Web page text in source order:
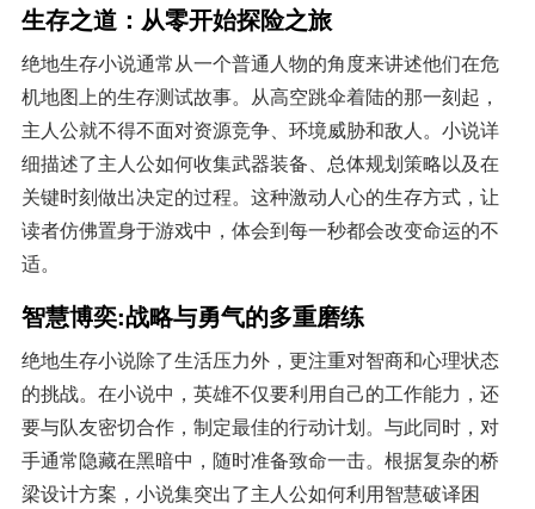
生存之道：从零开始探险之旅
绝地生存小说通常从一个普通人物的角度来讲述他们在危
机地图上的生存测试故事。从高空跳伞着陆的那一刻起，
主人公就不得不面对资源竞争、环境威胁和敌人。小说详
细描述了主人公如何收集武器装备、总体规划策略以及在
关键时刻做出决定的过程。这种激动人心的生存方式，让
读者仿佛置身于游戏中，体会到每一秒都会改变命运的不
适。
智慧博奕:战略与勇气的多重磨练
绝地生存小说除了生活压力外，更注重对智商和心理状态
的挑战。在小说中，英雄不仅要利用自己的工作能力，还
要与队友密切合作，制定最佳的行动计划。与此同时，对
手通常隐藏在黑暗中，随时准备致命一击。根据复杂的桥
梁设计方案，小说集突出了主人公如何利用智慧破译困